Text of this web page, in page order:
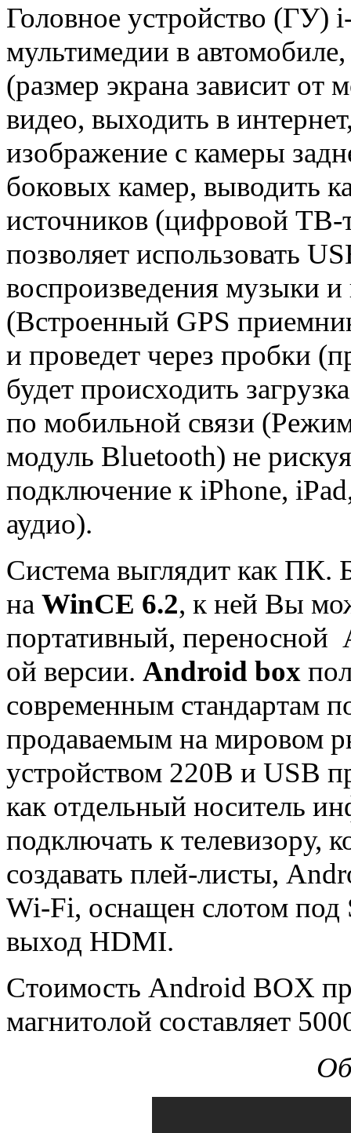
Головное устройство (ГУ)
мультимедии в
(размер экрана зависит от
видео, выходить в
изображение с камеры
боковых камер, выводить
источников (цифровой
позволяет использовать
воспроизведения
(Встроенный GPS
и проведет через пробки
будет происходить
по мобильной связи
модуль Bluetooth) не
подключение к iPhone,
аудио).
Система выглядит как ПК.
на WinCE 6.2, к ней Вы
портативный,
ой версии. Android box
современным стандартам
продаваемым на мировом
устройством 220В и USB
как отдельный носитель
подключать к телевизору,
создавать плей-листы,
Wi-Fi, оснащен слотом под
выход HDMI.
Стоимость Android BOX
магнитолой составляет